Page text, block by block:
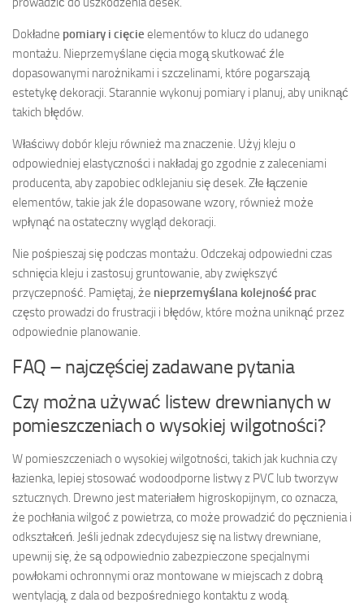
Dokładne pomiary i cięcie elementów to klucz do udanego
montażu. Nieprzemyślane cięcia mogą skutkować źle
dopasowanymi narożnikami i szczelinami, które pogarszają
estetykę dekoracji. Starannie wykonuj pomiary i planuj, aby uniknąć
takich błędów.
Właściwy dobór kleju również ma znaczenie. Użyj kleju o
odpowiedniej elastyczności i nakładaj go zgodnie z zaleceniami
producenta, aby zapobiec odklejaniu się desek. Złe łączenie
elementów, takie jak źle dopasowane wzory, również może
wpłynąć na ostateczny wygląd dekoracji.
Nie pośpieszaj się podczas montażu. Odczekaj odpowiedni czas
schnięcia kleju i zastosuj gruntowanie, aby zwiększyć
przyczepność. Pamiętaj, że nieprzemyślana kolejność prac
często prowadzi do frustracji i błędów, które można uniknąć przez
odpowiednie planowanie.
FAQ – najczęściej zadawane pytania
Czy można używać listew drewnianych w
pomieszczeniach o wysokiej wilgotności?
W pomieszczeniach o wysokiej wilgotności, takich jak kuchnia czy
łazienka, lepiej stosować wodoodporne listwy z PVC lub tworzyw
sztucznych. Drewno jest materiałem higroskopijnym, co oznacza,
że pochłania wilgoć z powietrza, co może prowadzić do pęcznienia i
odkształceń. Jeśli jednak zdecydujesz się na listwy drewniane,
upewnij się, że są odpowiednio zabezpieczone specjalnymi
powłokami ochronnymi oraz montowane w miejscach z dobrą
wentylacją, z dala od bezpośredniego kontaktu z wodą.